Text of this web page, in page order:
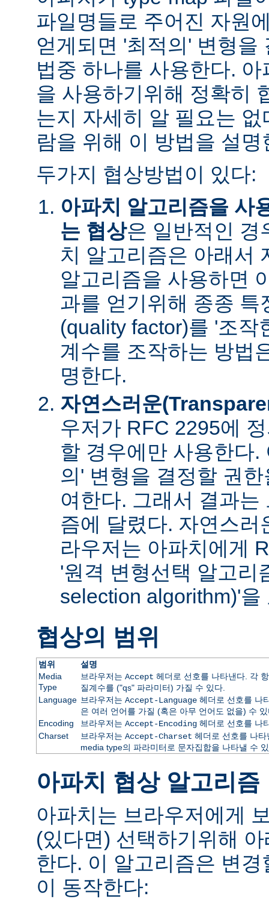
파일명들로 주어진 자원
얻게되면 '최적의' 변형을
법중 하나를 사용한다.
을 사용하기위해 정확히
는지 자세히 알 필요는
람을 위해 이 방법을 설명
두가지 협상방법이 있다:
아파치 알고리즘을 사
는 협상은 일반적인 경
치 알고리즘은 아래서
알고리즘을 사용하면
과를 얻기위해 종종 특
(quality factor)를 '조작
계수를 조작하는 방법
명한다.
자연스러운
우저가 RFC 2295에
할 경우에만 사용한다.
의' 변형을 결정할 권
여한다. 그래서 결과
즘에 달렸다. 자연스러
라우저는 아파치에게
'원격 변형선택 알고리
selection algorithm)'을
협상의 범위
범위
설명
Media
Type
브라우저는 Accept 헤더로 선호를 나타낸다. 각
질계수를 ("qs" 파라미터) 가질 수 있다.
Language 브라우저는 Accept-Language헤더로 선호를 나
은 여러 언어를 가질 (혹은 아무 언어도 없을) 수
Encoding
브라우저는 Accept-Encoding헤더로 선호를 나
Charset
브라우저는 Accept-Charset 헤더로 선호를 나
media type의 파라미터로 문자집합을 나타낼 수
아파치 협상 알고리즘
아파치는 브라우저에게
(있다면) 선택하기위해
한다. 이 알고리즘은 변
이 동작한다: